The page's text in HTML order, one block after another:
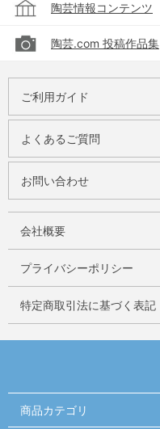
陶芸情報コンテンツ
陶芸.com 投稿作品集
ご利用ガイド
よくあるご質問
お問い合わせ
会社概要
プライバシーポリシー
特定商取引法に基づく表記
商品カテゴリ